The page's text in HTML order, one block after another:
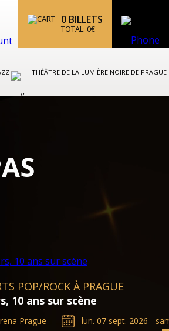
0 BILLETS
TOTAL: 0€
THÉÂTRE DE LA LUMIÈRE NOIRE DE PRAGUE
CONCERTS POP/ROCK À
Emeli Sandé Live à Prague
O2 Arena Prague lun. 07